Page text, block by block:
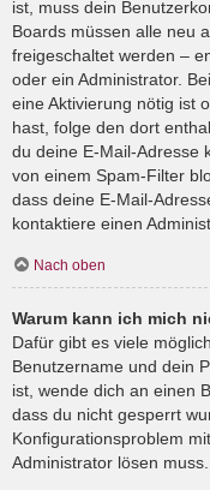
ist, muss dein
Boards müssen alle neu
freigeschaltet werden –
oder ein Administrator.
eine Aktivierung nötig ist
hast, folge den dort
du deine E-Mail-Adresse
von einem Spam-Filter
dass deine E-Mail-
kontaktiere einen
Nach oben
Warum kann ich mich
Dafür gibt es viele
Benutzername und dein
ist, wende dich an einen
dass du nicht gesperrt
Konfigurationsproblem
Administrator lösen muss.